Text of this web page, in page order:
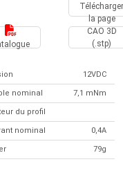
Télécharger
la page
CAO 3D
(.stp)
12VDC
nominal 7,1 mNm
du profil
nominal 0,4A
79g